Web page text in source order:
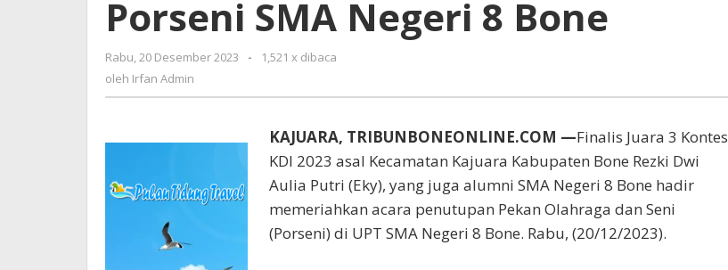
SMA
Negeri
Bone
Porseni SMA Negeri 8 Bone
Rabu, 20 Desember 2023
oleh
-
1,521 x dibaca
oleh Irfan Admin
KAJUARA, TRIBUNBONEONLINE.COM —Finalis Juara 3 Kontes
KDI 2023 asal Kecamatan Kajuara Kabupaten Bone Rezki Dwi
Aulia Putri (Eky), yang juga alumni SMA Negeri 8 Bone hadir
memeriahkan acara penutupan Pekan Olahraga dan Seni
(Porseni) di UPT SMA Negeri 8 Bone. Rabu, (20/12/2023).